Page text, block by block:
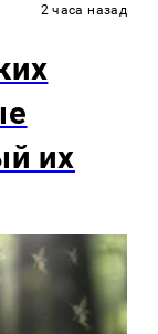
2 часа назад
их